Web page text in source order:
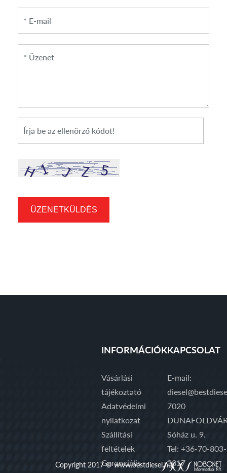
Üzenet
Cikkszám
ÜZENETKÜLDÉS
INFORMÁCIÓK
Vásárlási
tájékoztató
Adatvédelmi
nyilatkozat
Szállítási
feltételek
Garanciális
KAPCSOLAT
E-mail:
7020
Sóház u. 9.
Tel: +36-70-803-
3817
Copyright 2017 © www.bestdiesel.hu